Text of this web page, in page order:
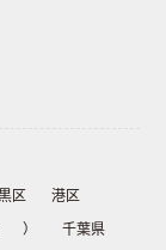
区
港区
）
千葉県